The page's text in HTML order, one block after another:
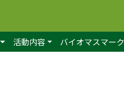
活動内容 バイオマスマーク